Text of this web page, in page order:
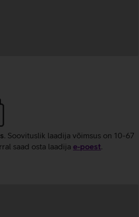
. Soovituslik laadija võimsus on 10-67
saad osta laadija e‑poest.